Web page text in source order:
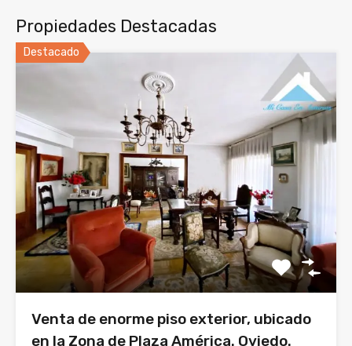
Propiedades Destacadas
Destacado
Venta de enorme piso exterior, ubicado
en la Zona de Plaza América. Oviedo.